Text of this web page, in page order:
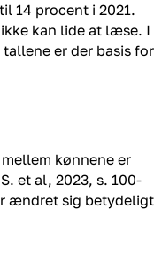
14 procent i 2021.
kan lide at læse. I
er der basis for
kønnene er
et al, 2023, s. 100-
ændret sig betydeligt